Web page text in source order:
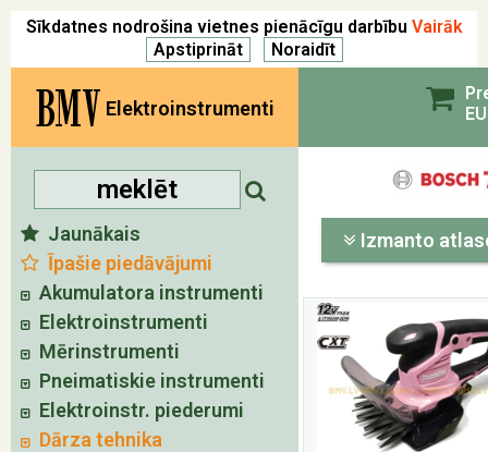
Sīkdatnes nodrošina vietnes pienācīgu darbību Vairāk
BMV Elektroinstrumenti
Jaunākais
Īpašie piedāvājumi
Akumulatora instrumenti
Elektroinstrumenti
Mērinstrumenti
Pneimatiskie instrumenti
Elektroinstr. piederumi
Dārza tehnika
Izmanto